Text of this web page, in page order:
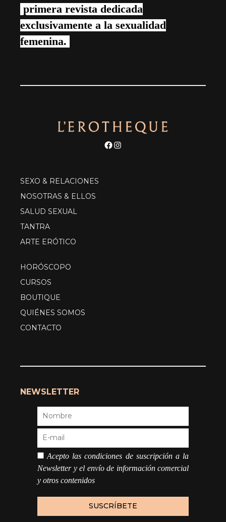
primera revista dedicada
exclusivamente a la sexualidad
femenina.
Facebook
Instagram
SEXO & RELACIONES
NOSOTRAS & ELLOS
SALUD SEXUAL
TANTRA
ARTE ERÓTICO
HORÓSCOPO
CURSOS
BOUTIQUE
QUIÉNES SOMOS
CONTACTO
NEWSLETTER
Acepto las condiciones de suscripción a la
Newsletter y el envío de información comercial
y otros contenidos